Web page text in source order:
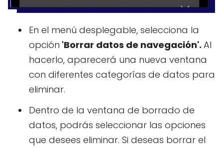
En el menú desplegable, selecciona la
opción 'Borrar datos de navegación'. Al
hacerlo, aparecerá una nueva ventana
con diferentes categorías de datos para
eliminar.
Dentro de la ventana de borrado de
datos, podrás seleccionar las opciones
que desees eliminar. Si deseas borrar el